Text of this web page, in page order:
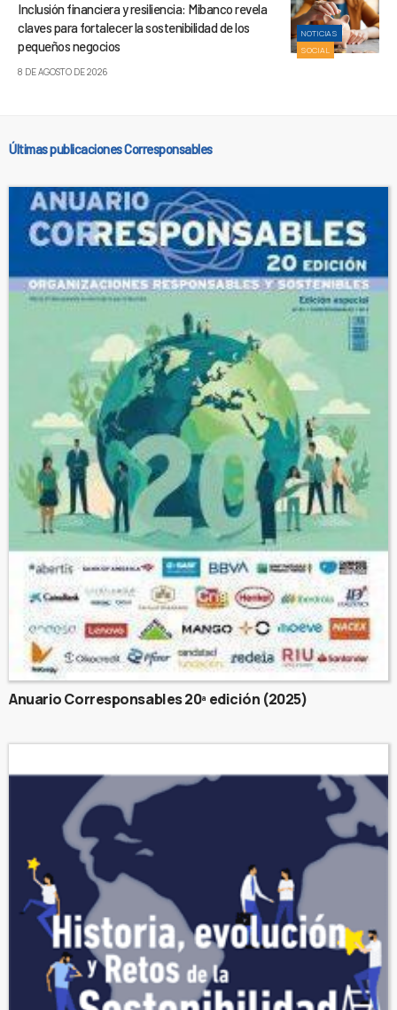
NOTICIAS
SOCIAL
Inclusión financiera y resiliencia: Mibanco revela
claves para fortalecer la sostenibilidad de los
pequeños negocios
8 DE AGOSTO DE 2026
Últimas publicaciones Corresponsables
Anuario Corresponsables 20ª edición (2025)